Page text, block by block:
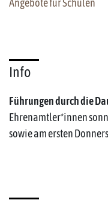
Angebote für Schulen
Info
Führungen durch die
Ehrenamtler*innen
sowie am ersten